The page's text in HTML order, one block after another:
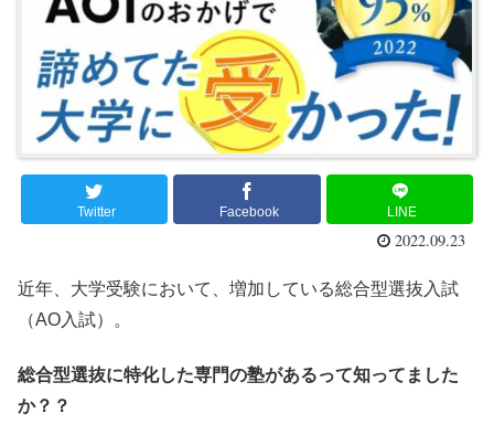
Twitter Facebook LINE
2022.09.23
近年、大学受験において、増加している総合型選抜入試
（AO入試）。
総合型選抜に特化した専門の塾があるって知ってました
か？？